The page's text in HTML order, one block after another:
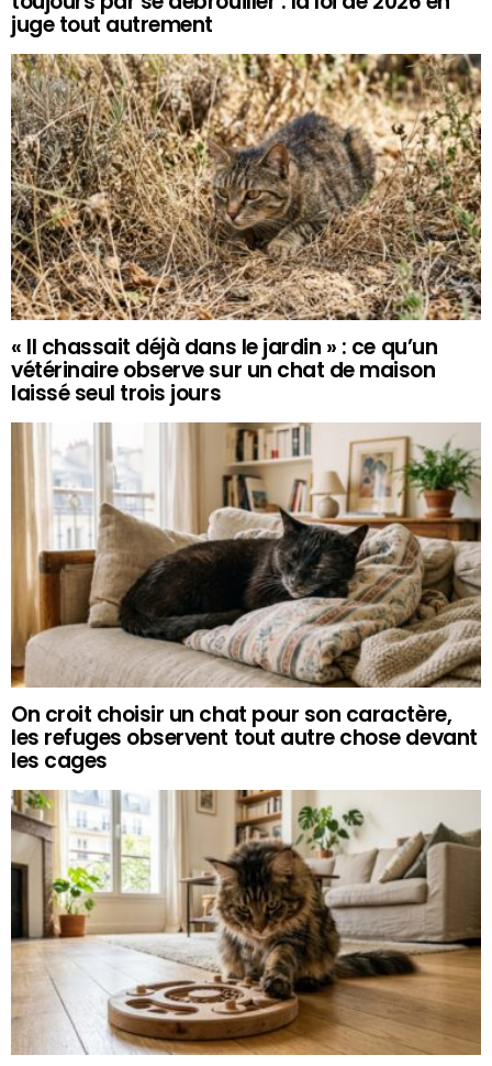
juge tout autrement
« Il chassait déjà dans le jardin » : ce qu’un
vétérinaire observe sur un chat de maison
laissé seul trois jours
On croit choisir un chat pour son caractère,
les refuges observent tout autre chose devant
les cages